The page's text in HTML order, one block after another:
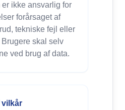
er ikke ansvarlig for
forårsaget af
tekniske fejl eller
skal selv
ved brug af data.